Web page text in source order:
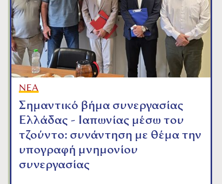
ΝΕΑ
Σημαντικό βήμα συνεργασίας
Ελλάδας - Ιαπωνίας μέσω του
τζούντο: συνάντηση με θέμα την
υπογραφή μνημονίου
συνεργασίας